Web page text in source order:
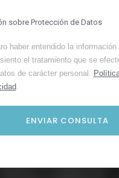
sobre Protección de Datos
haber entendido la información
el tratamiento que se
de carácter personal.
.